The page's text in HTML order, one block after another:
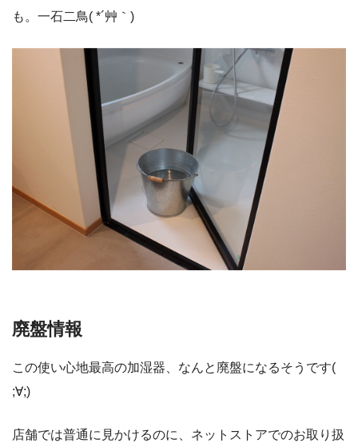
も。一石二鳥( *´艸｀)
廃盤情報
この使い心地最高の加湿器、なんと廃盤になるそうです(
;∀;)
店舗では普通に見かけるのに、ネットストアでのお取り扱